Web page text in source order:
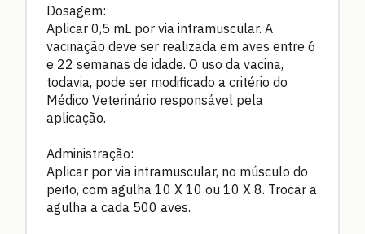
Dosagem:
Aplicar 0,5 mL por via intramuscular. A
vacinação deve ser realizada em aves entre 6
e 22 semanas de idade. O uso da vacina,
todavia, pode ser modificado a critério do
Médico Veterinário responsável pela
aplicação.
Administração:
Aplicar por via intramuscular, no músculo do
peito, com agulha 10 X 10 ou 10 X 8. Trocar a
agulha a cada 500 aves.